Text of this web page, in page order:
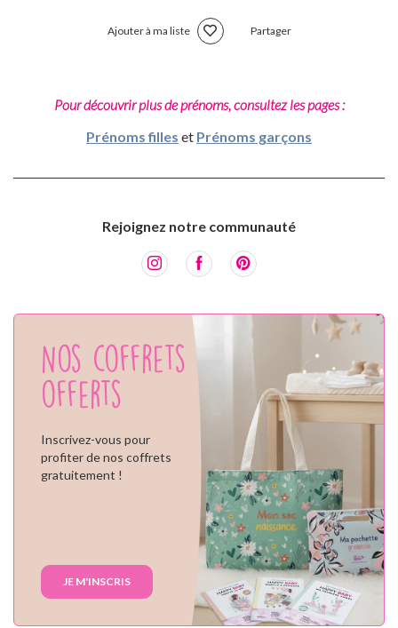
Ajouter à ma liste Partager
Pour découvrir plus de prénoms, consultez les pages :
Prénoms filles et Prénoms garçons
Rejoignez notre communauté
Nos coffrets
offerts
Inscrivez-vous pour
profiter de nos coffrets
gratuitement !
JE M'INSCRIS